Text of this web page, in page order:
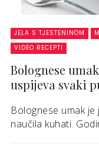
JELA S TJESTENINOM
VIDEO RECEPTI
Bolognese
uspijeva svaki
Bolognese umak
naučila kuhati.